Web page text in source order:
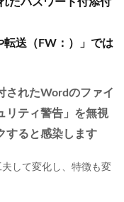
転送（FW：）」では
されたWordのファイ
リティ警告」を無視
すると感染します
して変化し、特徴も変